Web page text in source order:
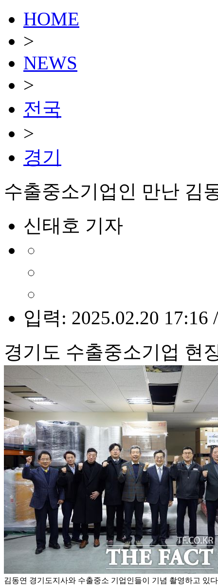
HOME
>
NEWS
>
전국
>
경기
수출중소기업인 만난 김
신태호 기자
입력: 2025.02.20 17:16
경기도 수출중소기업 현
김동연 경기도지사와 수출중소 기업인들이 기념 촬영하고 있